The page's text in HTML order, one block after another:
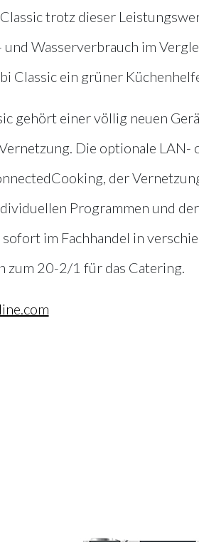
trotz dieser
Wasserverbrauch im
Classic ein grüner
gehört einer völlig neuen
Die optionale
der
Programmen und
sofort im Fachhandel in
zum 20-2/1 für das Catering.